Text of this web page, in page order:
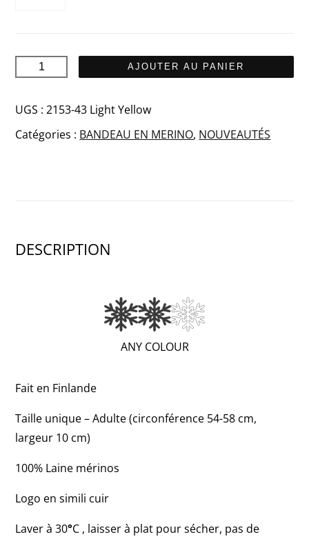
quantité
SAAME
bandeau
AJOUTER AU PANIER
UGS :2153-43 Light Yellow
Catégories : BANDEAU EN MERINO, NOUVEAUTÉS
DESCRIPTION
ANY COLOUR(VERY
3)
Fait en Finlande
Taille unique – Adulte (circonférence 54-58 cm,
largeur 10 cm)
100% Laine mérinos
Logo en simili cuir
Laver à 30°C , laisser à plat pour sécher, pas de